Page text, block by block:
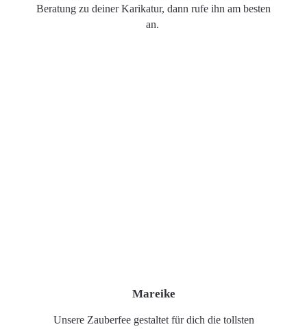
Beratung zu deiner Karikatur, dann rufe ihn am besten
an.
Mareike
Unsere Zauberfee gestaltet für dich die tollsten